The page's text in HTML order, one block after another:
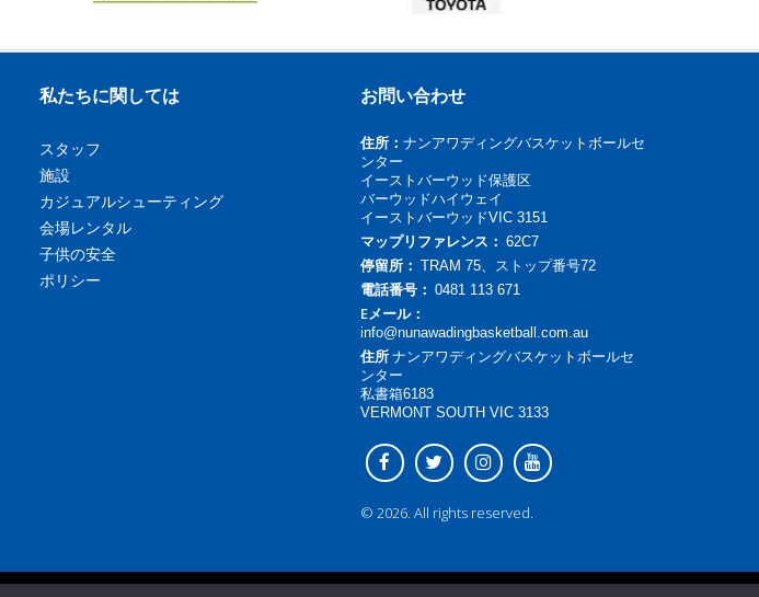
私たちに関しては
スタッフ
施設
カジュアルシューティング
会場レンタル
子供の安全
ポリシー
お問い合わせ
住所： ナンアワディングバスケットボールセ
ンター
イーストバーウッド保護区
バーウッドハイウェイ
イーストバーウッドVIC 3151
マップリファレンス： 62C7
停留所： TRAM 75、ストップ番号72
電話番号： 0481 113 671
Eメール：
info@nunawadingbasketball.com.au
住所 ナンアワディングバスケットボールセ
ンター
私書箱6183
VERMONT SOUTH VIC 3133
© 2026. All rights reserved.